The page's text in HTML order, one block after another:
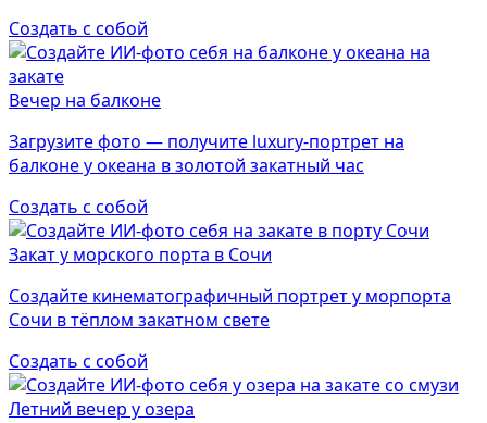
Создать с собой
Вечер на балконе
Загрузите фото — получите luxury-портрет на
балконе у океана в золотой закатный час
Создать с собой
Закат у морского порта в Сочи
Создайте кинематографичный портрет у морпорта
Сочи в тёплом закатном свете
Создать с собой
Летний вечер у озера